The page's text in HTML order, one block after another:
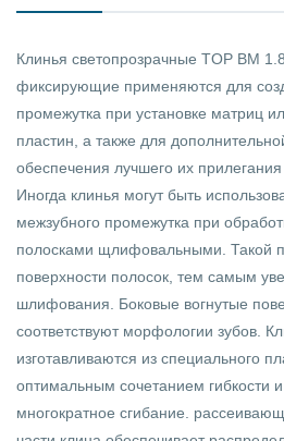
Клинья светопрозрачные TOP BM
фиксирующие применяются для
промежутка при установке матриц
пластин, а также для
обеспечения лучшего их прилегания
Иногда клинья могут быть
межзубного промежутка при
полосками щлифовальными. Такой
поверхности полосок, тем самым
шлифования. Боковые вогнутые
соответствуют морфологии зубов.
изготавливаются из специального
оптимальным сочетанием гибкости
многократное сгибание.